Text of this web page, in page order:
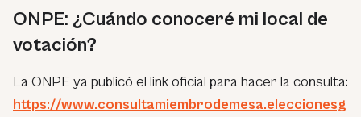
ONPE: ¿Cuándo conoceré mi local de
votación?
La ONPE ya publicó el link oficial para hacer la consulta:
https://www.consultamiembrodemesa.eleccionesg